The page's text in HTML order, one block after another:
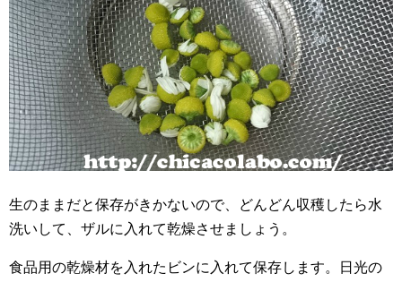
生のままだと保存がきかないので、どんどん収穫したら水
洗いして、ザルに入れて乾燥させましょう。
食品用の乾燥材を入れたビンに入れて保存します。日光の